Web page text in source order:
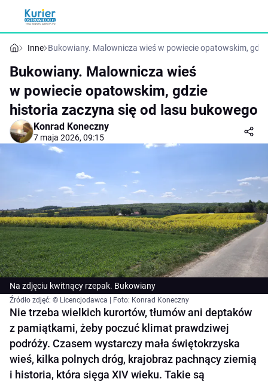
Inne Bukowiany. Malownicza wieś w powiecie opatowskim,
Bukowiany. Malownicza wieś
w powiecie opatowskim, gdzie
historia zaczyna się od lasu bukowego
Konrad Koneczny
7 maja 2026, 09:15
Na zdjęciu kwitnący rzepak. Bukowiany
Źródło zdjęć: © Licencjodawca | Foto: Konrad Koneczny
Nie trzeba wielkich kurortów, tłumów ani deptaków
z pamiątkami, żeby poczuć klimat prawdziwej
podróży. Czasem wystarczy mała świętokrzyska
wieś, kilka polnych dróg, krajobraz pachnący ziemią
i historia, która sięga XIV wieku. Takie są